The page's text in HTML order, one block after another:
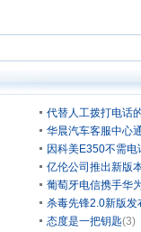
代替人工拨打电话
华晨汽车客服中心
因科美E350不需
亿伦公司推出新版
葡萄牙电信携手华
杀毒先锋2.0新版发
态度是一把钥匙(3)